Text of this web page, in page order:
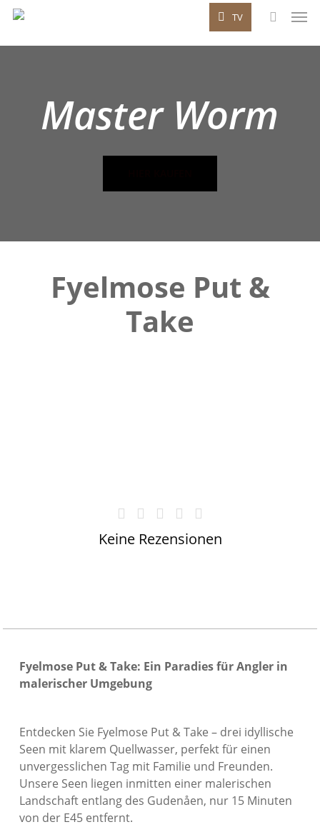
Skip
main
TV
Master Worm
Fyelmose Put &
Take
Keine Rezensionen
Fyelmose Put & Take: Ein Paradies für Angler in
malerischer Umgebung
Entdecken Sie Fyelmose Put & Take – drei idyllische
Seen mit klarem Quellwasser, perfekt für einen
unvergesslichen Tag mit Familie und Freunden.
Unsere Seen liegen inmitten einer malerischen
Landschaft entlang des Gudenåen, nur 15 Minuten
von der E45 entfernt.